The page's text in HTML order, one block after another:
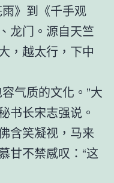
》到《千手观
龙门。源自天竺
，越太行，下中
气质的文化。”大
书长宋志强说。
含笑凝视，马来
甘不禁感叹：“这